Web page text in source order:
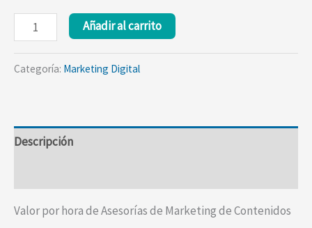
Asesorías
de
Marketing
Añadir al carrito
Categoría: Marketing Digital
Descripción
Valor por hora de Asesorías de Marketing de Contenidos